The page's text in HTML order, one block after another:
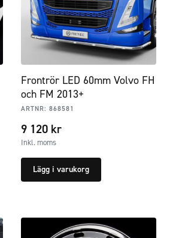
Frontrör LED 60mm Volvo FH
och FM 2013+
ARTNR:868581
9 120 kr
Inkl. moms
Lägg i varukorg